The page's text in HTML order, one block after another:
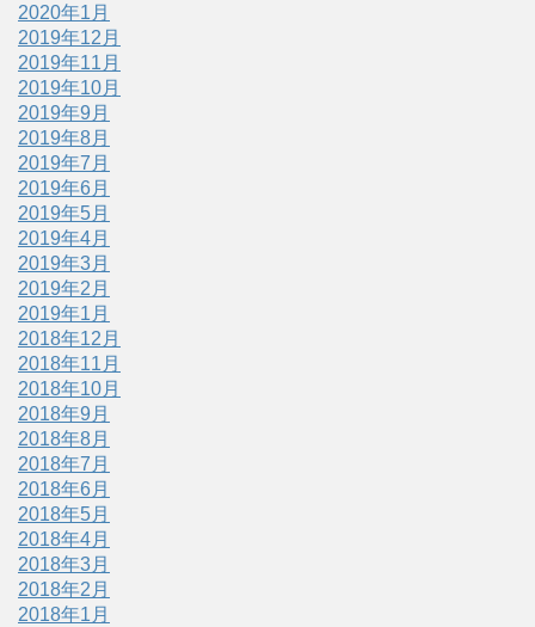
2020年1月
2019年12月
2019年11月
2019年10月
2019年9月
2019年8月
2019年7月
2019年6月
2019年5月
2019年4月
2019年3月
2019年2月
2019年1月
2018年12月
2018年11月
2018年10月
2018年9月
2018年8月
2018年7月
2018年6月
2018年5月
2018年4月
2018年3月
2018年2月
2018年1月